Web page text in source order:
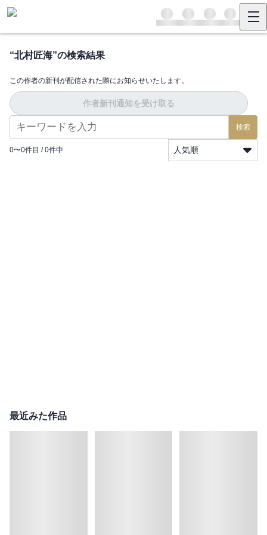
“北村匠海”の検索結果
この作者の新刊が配信された際にお知らせいたします。
作者新刊通知を受け取る
検索
0〜0件目 / 0件中 人気順
最近みた作品